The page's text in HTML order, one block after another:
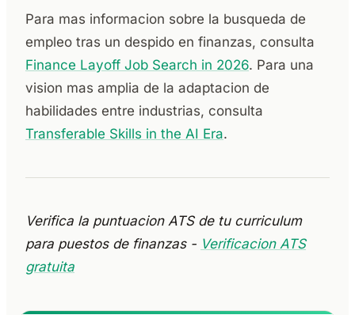
Para mas informacion sobre la busqueda de
empleo tras un despido en finanzas, consulta
Finance Layoff Job Search in 2026. Para una
vision mas amplia de la adaptacion de
habilidades entre industrias, consulta
Transferable Skills in the AI Era.
Verifica la puntuacion ATS de tu curriculum
para puestos de finanzas - Verificacion ATS
gratuita